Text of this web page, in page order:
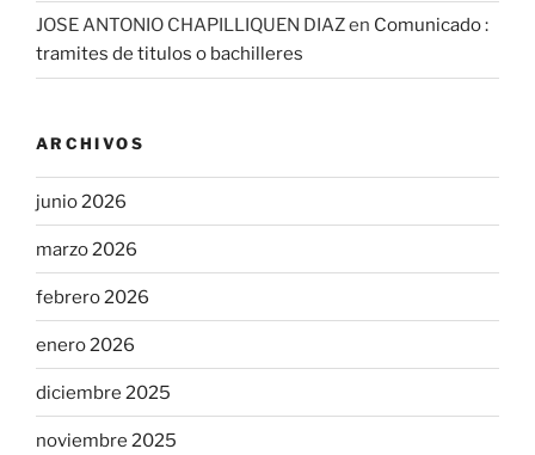
JOSE ANTONIO CHAPILLIQUEN DIAZen Comunicado :
tramites de titulos o bachilleres
ARCHIVOS
junio 2026
marzo 2026
febrero 2026
enero 2026
diciembre 2025
noviembre 2025